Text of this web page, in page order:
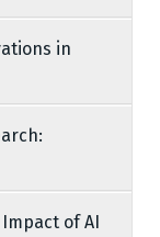
in
of AI